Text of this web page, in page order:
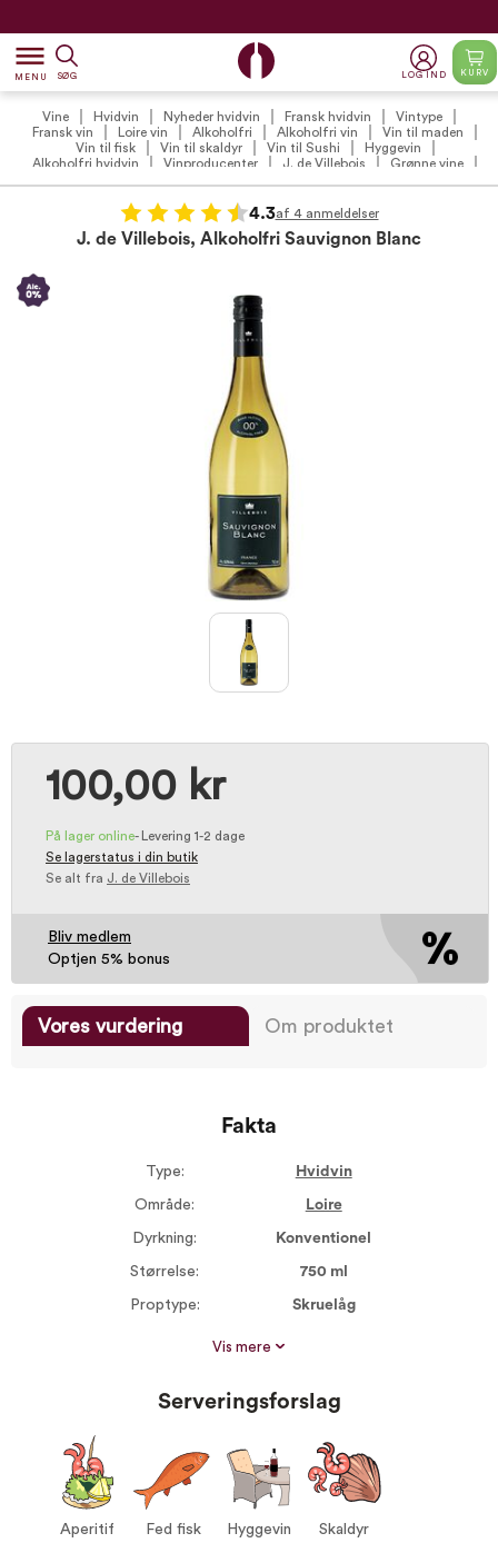
dehaze
MENU SØG LOG IND KURV
Vine Hvidvin Nyheder hvidvin Fransk hvidvin
Vintype
Fransk vin
Loire vin Alkoholfri Alkoholfri vin
Vin til maden
Vin til fisk
Vin til skaldyr Vin til Sushi
Hyggevin
Alkoholfri hvidvin
Vinproducenter J. de Villebois
Grønne vine
4.3af 4 anmeldelser
J. de Villebois, Alkoholfri Sauvignon Blanc
100,00 kr
På lager online-
Levering 1-2 dage
Se lagerstatus i din butik
Se alt fra J. de Villebois
Bliv medlem
Optjen 5% bonus
Vores vurdering Om produktet
Fakta
Type: Hvidvin
Område: Loire
Dyrkning: Konventionel
Størrelse: 750 ml
Proptype: Skruelåg
Vin til:
Aperitif
Hyggevin
Skaldyr
Sushi
Vis mere
Serveringsforslag
Aperitif Fed fisk Hyggevin Skaldyr